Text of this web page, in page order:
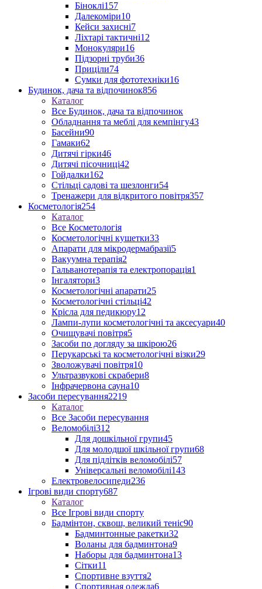
Біноклі157
Далекоміри10
Кейси захисні7
Ліхтарі тактичні12
Монокуляри16
Підзорні труби36
Приціли74
Сумки для фототехніки16
Будинок, дача та відпочинок856
Каталог
Все Будинок, дача та відпочинок
Обладнання та меблі для кемпінгу43
Басейни90
Гамаки62
Дитячі гірки46
Дитячі пісочниці42
Гойдалки162
Стільці садові та шезлонги54
Тренажери для відкритого повітря357
Косметологія254
Каталог
Все Косметологія
Косметологічні кушетки33
Апарати для мікродермабразії5
Вакуумна терапія2
Гальванотерапія та електропорація1
Інгалятори3
Косметологічні апарати25
Косметологічні стільці42
Крісла для педикюру12
Лампи-лупи косметологічні та аксесуари40
Очищувачі повітря5
Засоби по догляду за шкірою26
Перукарські та косметологічні візки29
Зволожувачі повітря10
Ультразвукові скрабери8
Інфрачервона сауна10
Засоби пересування2219
Каталог
Все Засоби пересування
Веломобілі312
Для дошкільної групи45
Для молодшої шкільної групи68
Для підлітків веломобілі57
Універсальні веломобілі143
Електровелосипеди236
Ігрові види спорту687
Каталог
Все Ігрові види спорту
Бадмінтон, сквош, великий теніс90
Бадминтонные ракетки32
Воланы для бадминтона9
Наборы для бадминтона13
Сітки11
Спортивне взуття2
Спортивная одежда6